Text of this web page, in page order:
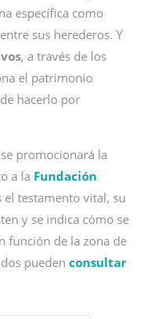
específica como
sus herederos. Y
, a través de los
el patrimonio
hacerlo por
promocionará la
a la Fundación
el testamento vital, su
y se indica cómo se
función de la zona de
pueden consultar